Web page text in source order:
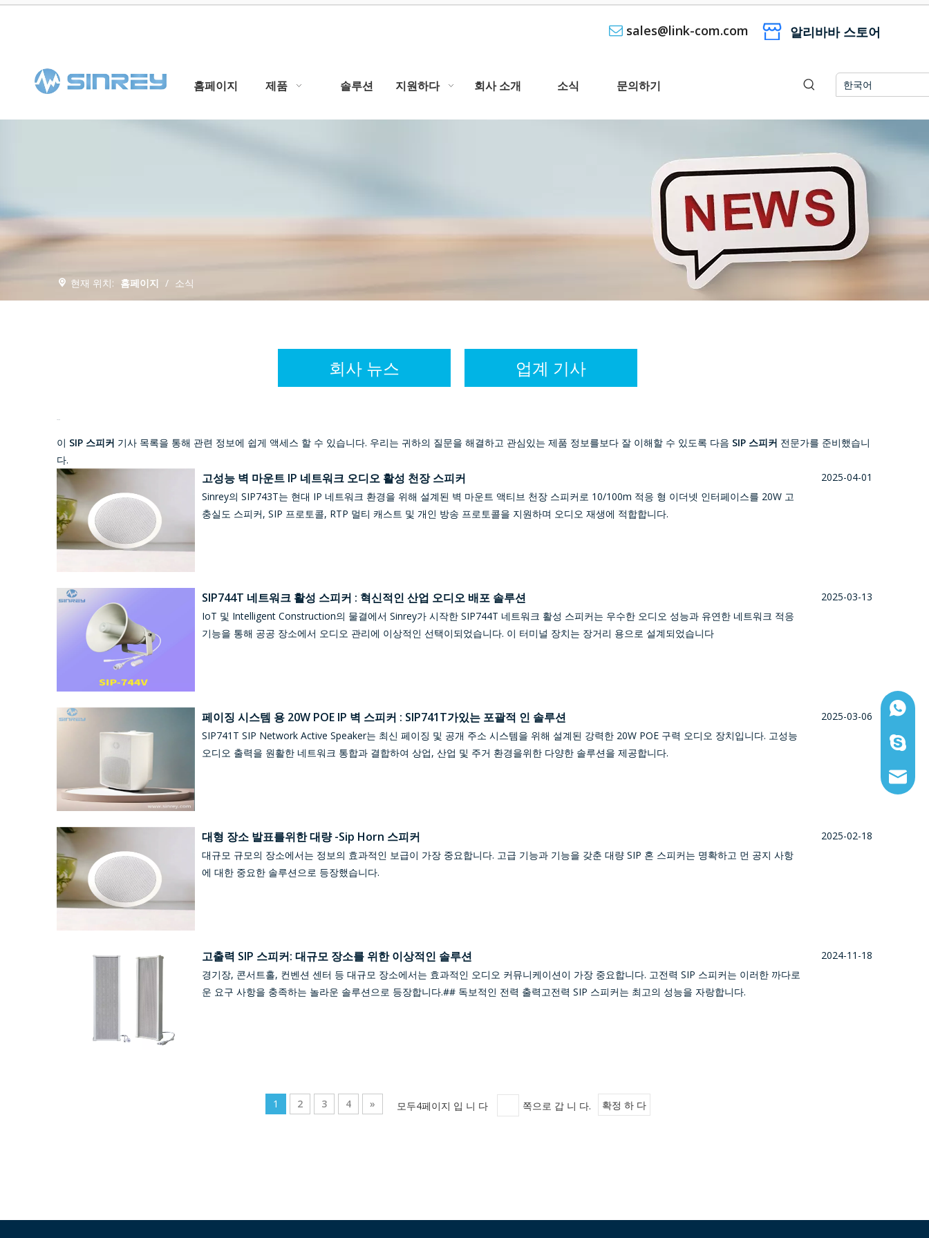
 sales@link-com.com 알리바바 스토어
홈페이지 제품 솔루션 지원하다 회사 소개 소식 문의하기 한국어
현재 위치: 홈페이지 / 소식
회사 뉴스 업계 기사
이 SIP 스피커 기사 목록을 통해 관련 정보에 쉽게 액세스 할 수 있습니다. 우리는 귀하의 질문을 해결하고 관심있는 제품 정보를보다 잘 이해할 수 있도록 다음 SIP 스피커 전문가를 준비했습니
다.
고성능 벽 마운트 IP 네트워크 오디오 활성 천장 스피커
Sinrey의 SIP743T는 현대 IP 네트워크 환경을 위해 설계된 벽 마운트 액티브 천장 스피커로 10/100m 적응 형 이더넷 인터페이스를 20W 고
충실도 스피커, SIP 프로토콜, RTP 멀티 캐스트 및 개인 방송 프로토콜을 지원하며 오디오 재생에 적합합니다.
2025-04-01
SIP744T 네트워크 활성 스피커 : 혁신적인 산업 오디오 배포 솔루션
IoT 및 Intelligent Construction의 물결에서 Sinrey가 시작한 SIP744T 네트워크 활성 스피커는 우수한 오디오 성능과 유연한 네트워크 적응
기능을 통해 공공 장소에서 오디오 관리에 이상적인 선택이되었습니다. 이 터미널 장치는 장거리 용으로 설계되었습니다
2025-03-13
페이징 시스템 용 20W POE IP 벽 스피커 : SIP741T가있는 포괄적 인 솔루션
SIP741T SIP Network Active Speaker는 최신 페이징 및 공개 주소 시스템을 위해 설계된 강력한 20W POE 구력 오디오 장치입니다. 고성능
오디오 출력을 원활한 네트워크 통합과 결합하여 상업, 산업 및 주거 환경을위한 다양한 솔루션을 제공합니다.
2025-03-06
대형 장소 발표를위한 대량 -Sip Horn 스피커
대규모 규모의 장소에서는 정보의 효과적인 보급이 가장 중요합니다. 고급 기능과 기능을 갖춘 대량 SIP 혼 스피커는 명확하고 먼 공지 사항
에 대한 중요한 솔루션으로 등장했습니다.
2025-02-18
고출력 SIP 스피커: 대규모 장소를 위한 이상적인 솔루션
경기장, 콘서트홀, 컨벤션 센터 등 대규모 장소에서는 효과적인 오디오 커뮤니케이션이 가장 중요합니다. 고전력 SIP 스피커는 이러한 까다로
운 요구 사항을 충족하는 놀라운 솔루션으로 등장합니다.## 독보적인 전력 출력고전력 SIP 스피커는 최고의 성능을 자랑합니다.
2024-11-18
1 2 3 4 » 모두4페이지 입 니 다 쪽으로 갑 니 다. 확정 하 다
스카이
이메일